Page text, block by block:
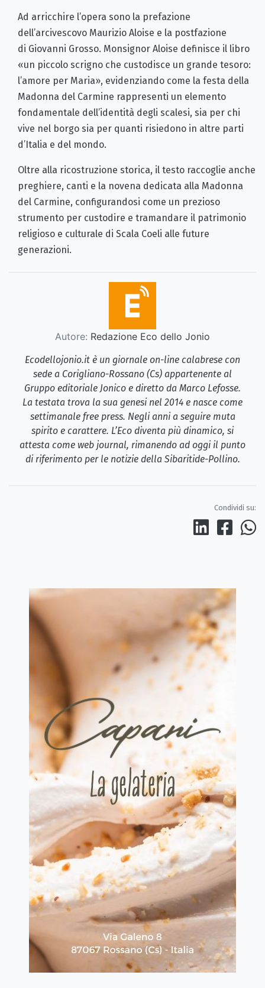
Ad arricchire l’opera sono la prefazione
dell’arcivescovo Maurizio Aloise e la postfazione
di Giovanni Grosso. Monsignor Aloise definisce il libro
«un piccolo scrigno che custodisce un grande tesoro:
l’amore per Maria», evidenziando come la festa della
Madonna del Carmine rappresenti un elemento
fondamentale dell’identità degli scalesi, sia per chi
vive nel borgo sia per quanti risiedono in altre parti
d’Italia e del mondo.
Oltre alla ricostruzione storica, il testo raccoglie anche
preghiere, canti e la novena dedicata alla Madonna
del Carmine, configurandosi come un prezioso
strumento per custodire e tramandare il patrimonio
religioso e culturale di Scala Coeli alle future
generazioni.
Autore: Redazione Eco dello Jonio
Ecodellojonio.it è un giornale on-line calabrese con
sede a Corigliano-Rossano (Cs) appartenente al
Gruppo editoriale Jonico e diretto da Marco Lefosse.
La testata trova la sua genesi nel 2014 e nasce come
settimanale free press. Negli anni a seguire muta
spirito e carattere. L’Eco diventa più dinamico, si
attesta come web journal, rimanendo ad oggi il punto
di riferimento per le notizie della Sibaritide-Pollino.
Condividi su: